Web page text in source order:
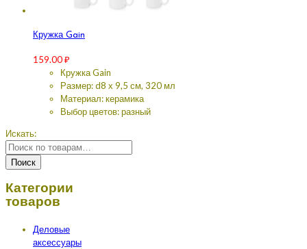
Кружка Gain
159.00₽
Кружка Gain
Размер: d8 х 9,5 см, 320 мл
Материал: керамика
Выбор цветов: разный
Искать:
Поиск
Категории
товаров
Деловые
аксессуары